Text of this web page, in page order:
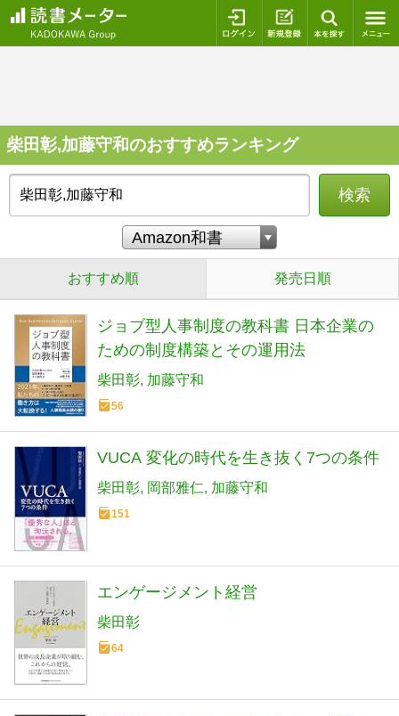
ログイン 新規登録
柴田彰,加藤守和のおすすめランキング
検索
おすすめ順 発売日順
ジョブ型人事制度の教科書 日本企業の
ための制度構築とその運用法
柴田彰 加藤守和
56
VUCA 変化の時代を生き抜く7つの条件
柴田彰 岡部雅仁 加藤守和
151
エンゲージメント経営
柴田彰
64